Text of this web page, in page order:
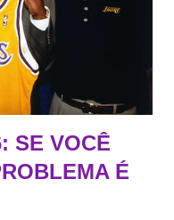
SE VOCÊ
É